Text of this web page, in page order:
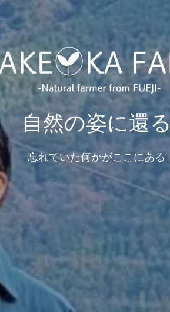
自然の姿に還る
忘れていた何かがここにある